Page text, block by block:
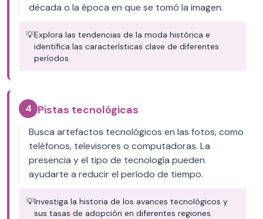
década o la época en que se tomó la imagen.
💡Explora las tendencias de la moda histórica e
identifica las características clave de diferentes
períodos.
4 Pistas tecnológicas
Busca artefactos tecnológicos en las fotos, como
teléfonos, televisores o computadoras. La
presencia y el tipo de tecnología pueden
ayudarte a reducir el período de tiempo.
💡Investiga la historia de los avances tecnológicos y
sus tasas de adopción en diferentes regiones.